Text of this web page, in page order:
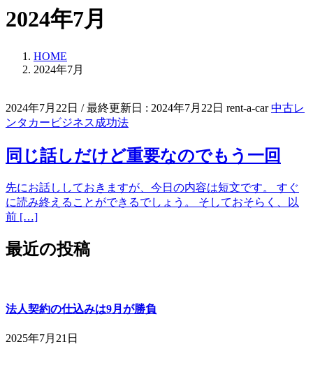
2024年7月
HOME
2024年7月
2024年7月22日 / 最終更新日 : 2024年7月22日 rent-a-car 中古レ
ンタカービジネス成功法
同じ話しだけど重要なのでもう一回
先にお話ししておきますが、今日の内容は短文です。 すぐ
に読み終えることができるでしょう。 そしておそらく、以
前 […]
最近の投稿
法人契約の仕込みは9月が勝負
2025年7月21日